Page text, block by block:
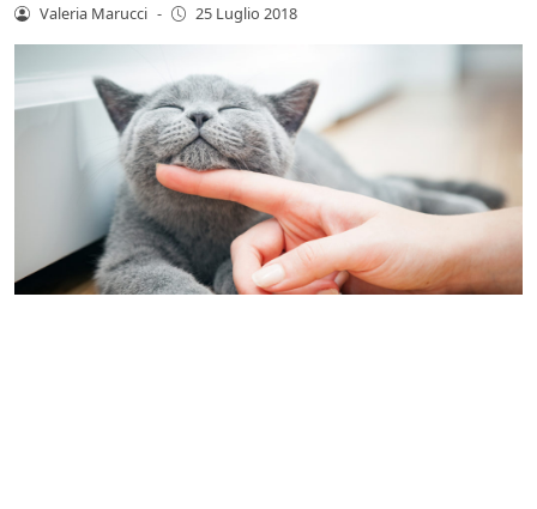
Valeria Marucci - 25 Luglio 2018